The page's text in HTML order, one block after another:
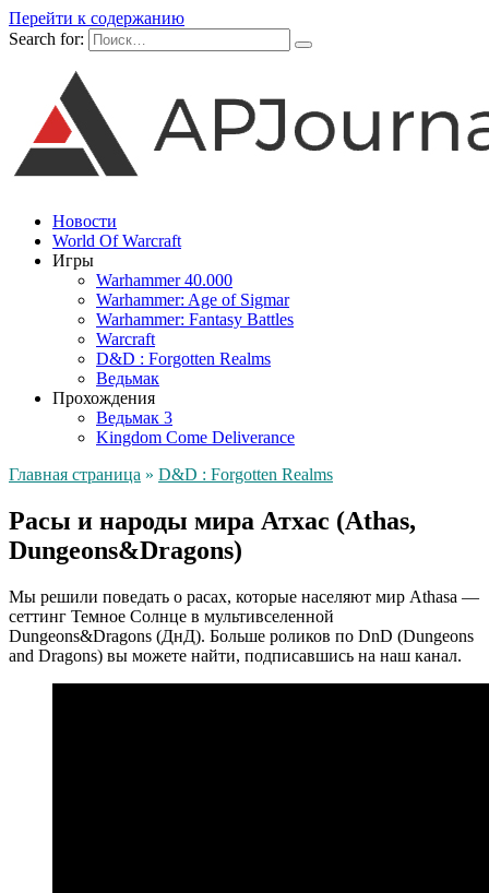
Перейти к содержанию
Search for:
Новости
World Of Warcraft
Игры
Warhammer 40.000
Warhammer: Age of Sigmar
Warhammer: Fantasy Battles
Warcraft
D&D : Forgotten Realms
Ведьмак
Прохождения
Ведьмак 3
Kingdom Come Deliverance
Главная страница » D&D : Forgotten Realms
Расы и народы мира Атхас (Athas,
Dungeons&Dragons)
Мы решили поведать о расах, которые населяют мир Athasa —
сеттинг Темное Солнце в мультивселенной
Dungeons&Dragons (ДнД). Больше роликов по DnD (Dungeons
and Dragons) вы можете найти, подписавшись на наш канал.